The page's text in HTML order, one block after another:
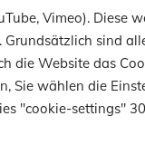
Vimeo). Diese
sind
die Website das
Sie wählen die
"cookie-settings"
2024 auf
soll
dass es